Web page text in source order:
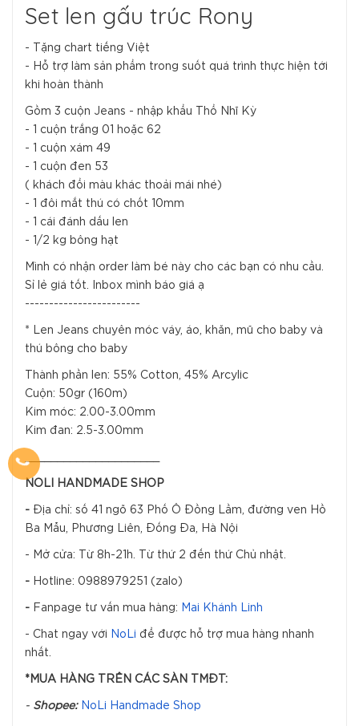
Set len gấu trúc Rony
- Tặng chart tiếng Việt
- Hỗ trợ làm sản phẩm trong suốt quá trình thực hiện tới
khi hoàn thành
Gồm 3 cuộn Jeans - nhập khẩu Thổ Nhĩ Kỳ
- 1 cuộn trắng 01 hoặc 62
- 1 cuộn xám 49
- 1 cuộn đen 53
( khách đổi màu khác thoải mái nhé)
- 1 đôi mắt thú có chốt 10mm
- 1 cái đánh dấu len
- 1/2 kg bông hạt
Mình có nhận order làm bé này cho các bạn có nhu cầu.
Sỉ lẻ giá tốt. Inbox mình báo giá ạ
------------------------
* Len Jeans chuyên móc váy, áo, khăn, mũ cho baby và
thú bông cho baby
Thành phần len: 55% Cotton, 45% Arcylic
Cuộn: 50gr (160m)
Kim móc: 2.00-3.00mm
Kim đan: 2.5-3.00mm
_____________________
NOLI HANDMADE SHOP
- Địa chỉ: số 41 ngõ 63 Phố Ô Đồng Lầm, đường ven Hồ
Ba Mẫu, Phương Liên, Đống Đa, Hà Nội
- Mở cửa: Từ 8h-21h. Từ thứ 2 đến thứ Chủ nhật.
- Hotline: 0988979251 (zalo)
- Fanpage tư vấn mua hàng: Mai Khánh Linh
- Chat ngay với NoLi để được hỗ trợ mua hàng nhanh
nhất.
*MUA HÀNG TRÊN CÁC SÀN TMĐT:
- Shopee: NoLi Handmade Shop